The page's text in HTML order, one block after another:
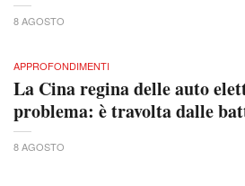
8 AGOSTO
APPROFONDIMENTI
La Cina regina delle auto
problema: è travolta dalle
8 AGOSTO